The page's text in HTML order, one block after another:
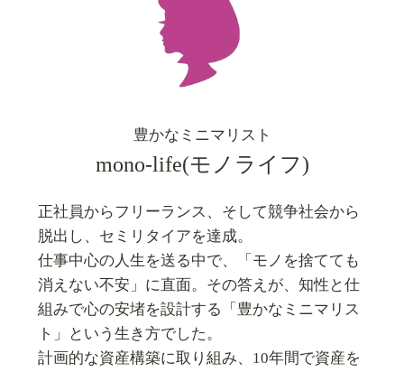
豊かなミニマリスト
mono-life(モノライフ)
正社員からフリーランス、そして競争社会から
脱出し、セミリタイアを達成。
仕事中心の人生を送る中で、「モノを捨てても
消えない不安」に直面。その答えが、知性と仕
組みで心の安堵を設計する「豊かなミニマリス
ト」という生き方でした。
計画的な資産構築に取り組み、10年間で資産を